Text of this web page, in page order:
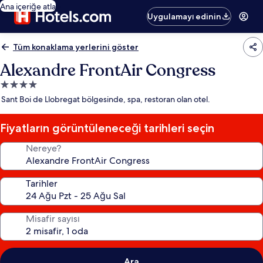
Ana içeriğe atla
Uygulamayı edinin
Tüm konaklama yerlerini göster
Alexandre FrontAir Congress
4.0
yıldızlı
yeri
Sant Boi de Llobregat bölgesinde, spa, restoran olan otel.
Fiyatların görüntüleneceği tarihleri seçin
Nereye?
Tarihler
Misafir sayısı